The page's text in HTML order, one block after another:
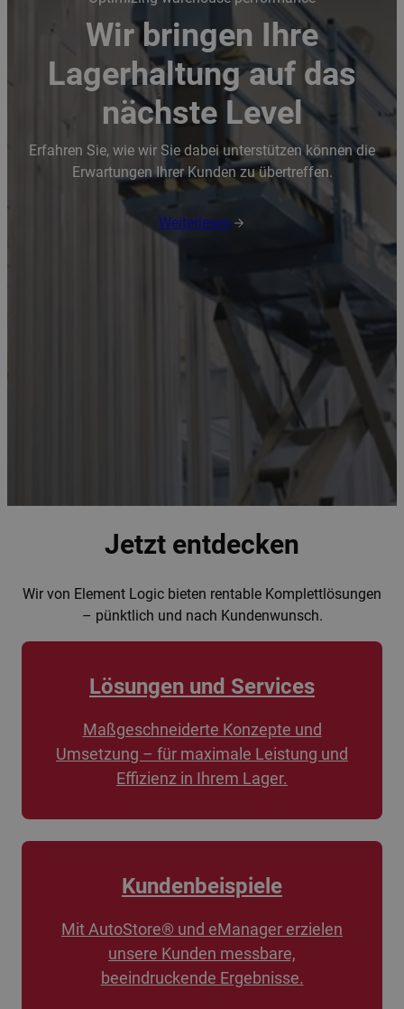
Wir bringen Ihre
Lagerhaltung auf das
nächste Level
Erfahren Sie, wie wir Sie dabei unterstützen können die
Erwartungen Ihrer Kunden zu übertreffen.
Weiterlesen
Jetzt entdecken
Wir von Element Logic bieten rentable Komplettlösungen
– pünktlich und nach Kundenwunsch.
Lösungen und Services
Maßgeschneiderte Konzepte und
Umsetzung – für maximale Leistung und
Effizienz in Ihrem Lager.
Kundenbeispiele
Mit AutoStore® und eManager erzielen
unsere Kunden messbare,
beeindruckende Ergebnisse.